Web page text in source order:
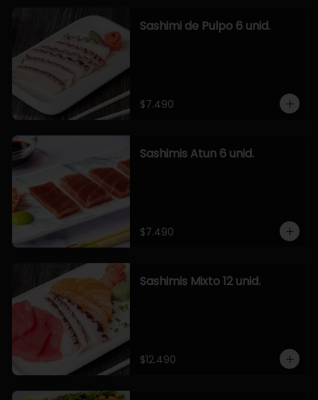
Sashimi de Pulpo 6 unid.
$7.490
Sashimis Atun 6 unid.
$7.490
Sashimis Mixto 12 unid.
$12.490